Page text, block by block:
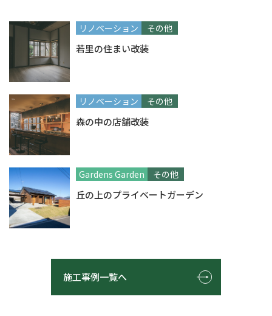
リノベーション その他
若里の住まい改装
リノベーション その他
森の中の店舗改装
Gardens Garden その他
丘の上のプライベートガーデン
施工事例一覧へ